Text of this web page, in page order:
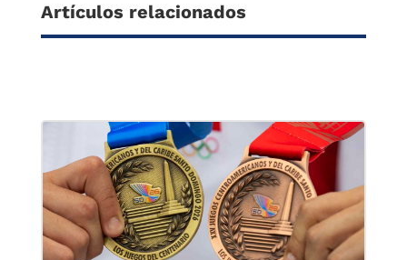
Artículos relacionados